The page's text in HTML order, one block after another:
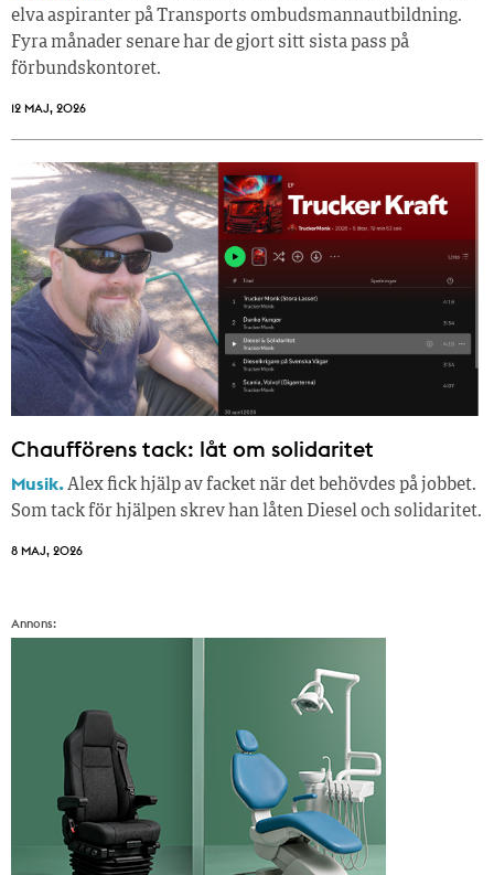
elva aspiranter på Transports ombudsmannautbildning.
Fyra månader senare har de gjort sitt sista pass på
förbundskontoret.
12 MAJ, 2026
Chaufförens tack: låt om solidaritet
Musik.Alex fick hjälp av facket när det behövdes på jobbet.
Som tack för hjälpen skrev han låten Diesel och solidaritet.
8 MAJ, 2026
Annons: